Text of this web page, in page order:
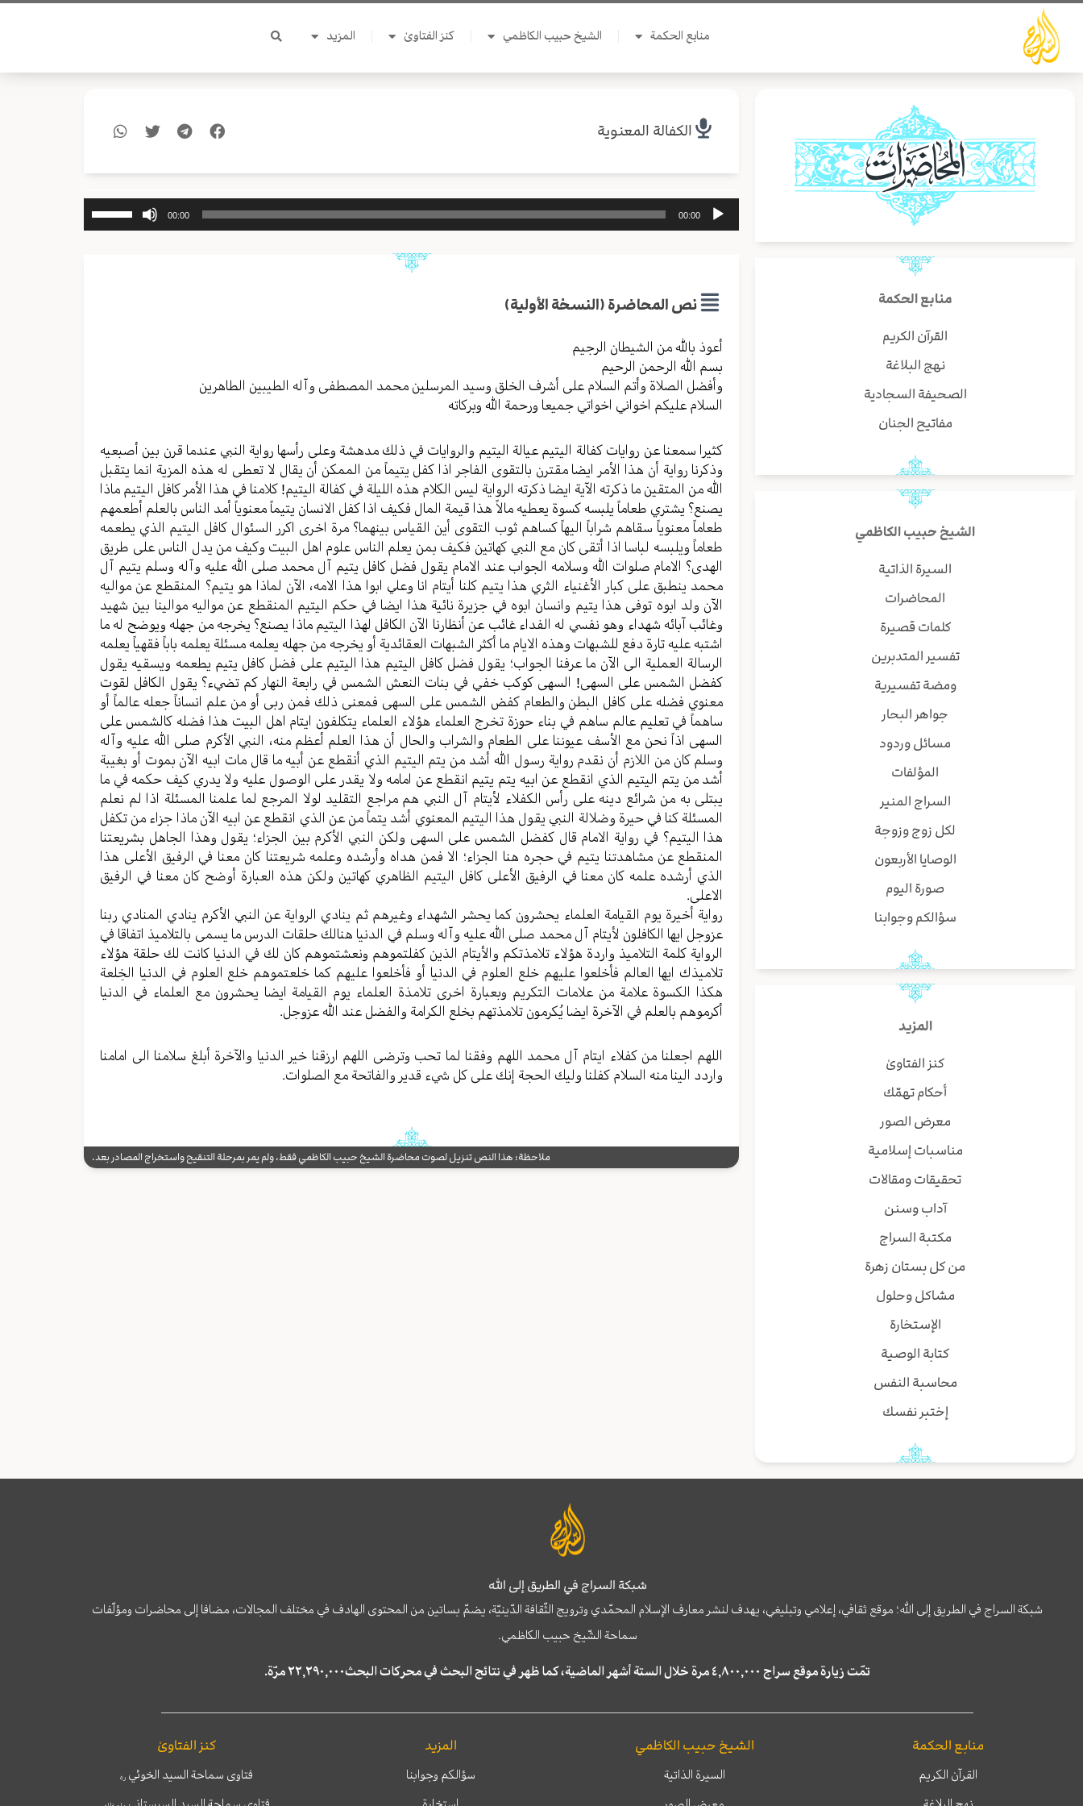
تخطي
المحتوى
منابع الحكمة الشيخ حبيب الكاظمي كنز الفتاوىٰ المزيد
منابع الحكمة
القرآن الكريم
نهج البلاغة
الصحيفة السجادية
مفاتيح الجنان
الشيخ حبيب الكاظمي
السيرة الذاتية
المحاضرات
كلمات قصيرة
تفسير المتدبرين
ومضة تفسيرية
جواهر البحار
مسائل وردود
المؤلفات
السراج المنير
لكل زوج وزوجة
الوصايا الأربعون
صورة اليوم
سؤالكم وجوابنا
المزيد
كنز الفتاوىٰ
أحكام تهمّك
معرض الصور
مناسبات إسلامية
تحقيقات ومقالات
آداب وسنن
مكتبة السراج
من كل بستان زهرة
مشاكل وحلول
الإستخارة
كتابة الوصية
محاسبة النفس
إختبر نفسك
الكفالة المعنوية
مشغل
00:00
00:00
نص المحاضرة (النسخة الأولية)
أعوذ بالله من الشیطان الرجیم
بسم الله الرحمن الرحیم
وأفضل الصلاة وأتم السلام علی أشرف الخلق وسید المرسلین محمد المصطفی وآله الطیبین الطاهرین
السلام علیکم اخواني اخواتي جمیعا ورحمة الله وبرکاته
کثیرا سمعنا عن روایات کفالة الیتیم عیالة الیتیم والروایات في ذلك مدهشة وعلی رأسها روایة النبي عندما قرن بین أصبعیه
وذکرنا روایة أن هذا الأمر ایضا مقترن بالتقوی الفاجر اذا کفل یتیماً من الممکن أن یقال لا تعطی له هذه المزیة انما یتقبل
الله من المتقین ما ذکرته الآیة ایضا ذکرته الروایة لیس الکلام هذه اللیلة في کفالة اليتيم! کلامنا في هذا الأمر کافل الیتیم ماذا
یصنع؟ یشتري طعاماً یلبسه کسوة یعطیه مالاً هذا قیمة المال فکیف اذا کفل الانسان یتیماً معنویاً أمد الناس بالعلم أطعمهم
طعاماً معنویاً سقاهم شراباً الیهاً کساهم ثوب التقوی أين القیاس بینهما؟ مرة اخری اکرر السئوال کافل الیتیم الذي یطعمه
طعاماً ویلبسه لباسا اذا أتقی کان مع النبي کهاتین فکیف بمن یعلم الناس علوم اهل البیت وکیف من یدل الناس علی طریق
الهدی؟ الامام صلوات الله وسلامه الجواب عند الامام یقول فضل کافل یتیم آل محمد صلی الله علیه وآله وسلم یتیم آل
محمد ینطبق علی کبار الأغنیاء الثري هذا یتیم کلنا أیتام انا وعلي ابوا هذا الامه، الآن لماذا هو یتیم؟ المنقطع عن موالیه
الآن ولد ابوه توفی هذا یتیم وانسان ابوه في جزیرة نائیة هذا ایضا في حکم الیتیم المنقطع عن موالیه موالینا بین شهید
وغائب آبائه شهداء وهو نفسي له الفداء غائب عن أنظارنا الآن الکافل لهذا الیتیم ماذا یصنع؟ یخرجه من جهله ویوضح له ما
اشتبه علیه تارة دفع للشبهات وهذه الایام ما أکثر الشبهات العقائدیة أو یخرجه من جهله یعلمه مسئلة یعلمه باباً فقهیاً یعلمه
الرسالة العملیة الی الآن ما عرفنا الجواب؛ یقول فضل کافل الیتیم هذا الیتیم علی فضل کافل یتیم یطعمه ویسقیه یقول
کفضل الشمس علی السهی! السهی کوکب خفي في بنات النعش الشمس في رابعة النهار کم تضيء؟ یقول الکافل لقوت
معنوي فضله علی کافل البطن والطعام کفض الشمس علی السهی فمعنی ذلك فمن ربی أو من علم انساناً جعله عالماً أو
ساهماً في تعلیم عالم ساهم في بناء حوزة تخرج العلماء هؤلاء العلماء یتکلفون ایتام اهل البیت هذا فضله کالشمس علی
السهی اذاً نحن مع الأسف عیوننا علی الطعام والشراب والحال أن هذا العلم أعظم منه، النبي الأکرم صلی الله علیه وآله
وسلم کان من اللازم أن نقدم روایة رسول الله أشد من یتم الیتیم الذي أنقطع عن أبيه ما قال مات ابیه الآن بموت أو بغیبة
أشد من یتم الیتیم الذي انقطع عن ابیه یتم یتیم انقطع عن امامه ولا یقدر علی الوصول علیه ولا یدري کیف حکمه في ما
یبتلی به من شرائع دینه علی رأس الکفلاء لأیتام آل النبي هم مراجع التقلید لولا المرجع لما علمنا المسئلة اذا لم نعلم
المسئلة کنا في حیرة وضلالة النبي یقول هذا الیتیم المعنوي أشد یتماً من عن الذي انقطع عن ابیه الآن ماذا جزاء من تکفل
هذا الیتیم؟ في روایة الامام قال کفضل الشمس علی السهی ولکن النبي الأکرم بین الجزاء؛ یقول وهذا الجاهل بشریعتنا
المنقطع عن مشاهدتنا یتیم في حجره هنا الجزاء؛ الا فمن هداه وأرشده وعلمه شریعتنا کان معنا في الرفیق الأعلی هذا
الذي أرشده علمه کان معنا في الرفیق الأعلی کافل الیتیم الظاهري کهاتین ولکن هذه العبارة أوضح کان معنا في الرفیق
الاعلی.
روایة أخيرة یوم القیامة العلماء یحشرون کما یحشر الشهداء وغیرهم ثم ینادي الروایة عن النبي الأکرم ینادي المنادي ربنا
عزوجل ایها الکافلون لأیتام آل محمد صلی الله علیه وآله وسلم في الدنیا هنالك حلقات الدرس ما یسمی بالتلامیذ اتفاقا في
الروایة کلمة التلامیذ واردة هؤلاء تلامذتکم والأیتام الذین کفلتموهم ونعشتموهم کان لك في الدنیا کانت لك حلقة هؤلاء
تلامیذك ایها العالم فأخلعوا علیهم خلع العلوم في الدنیا أو فأخلعوا علیهم کما خلعتموهم خلع العلوم في الدنیا الخِلعة
هکذا الکسوة علامة من علامات التکریم وبعبارة اخری تلامذة العلماء یوم القیامة ایضا یحشرون مع العلماء في الدنیا
أکرموهم بالعلم في الآخرة ایضا یُکرمون تلامذتهم بخلع الکرامة والفضل عند الله عزوجل.
اللهم اجعلنا من کفلاء ایتام آل محمد اللهم وفقنا لما تحب وترضی اللهم ارزقنا خیر الدنیا والآخرة أبلغ سلامنا الی امامنا
واردد الینا منه السلام کفلنا وليك الحجة إنك علی کل شيء قدیر والفاتحة مع الصلوات.
ملاحظة: هذا النص تنزيل لصوت محاضرة الشيخ حبيب الكاظمي فقط، ولم يمر بمرحلة التنقيح واستخراج المصادر بعد.
شبكة السراج في الطريق إلى الله
شبكة السراج في الطريق إلى الله؛ موقع ثقافي، إعلامي وتبليغي، يهدف لنشر معارف الإسلام المحمّدي وترويج الثّقافة الدّينيّة، يضمّ بساتين من المحتوى الهادف في مختلف المجالات، مضافا إلى محاضرات ومؤلّفات
سماحة الشّيخ حبيب الكاظمي.
تمّت زيارة موقع سراج ٤,٨٠٠,٠٠٠ مرة خلال الستة أشهر الماضية، كما ظهر في نتائج البحث في محركات البحث٢٢,٢٩٠,٠٠٠ مرّة.
منابع الحكمة
القرآن الكريم
الشيخ حبيب الكاظمي
السيرة الذاتية
المزيد
سؤالكم وجوابنا
كنز الفتاوىٰ
فتاوى سماحة السيد الخوئي ره